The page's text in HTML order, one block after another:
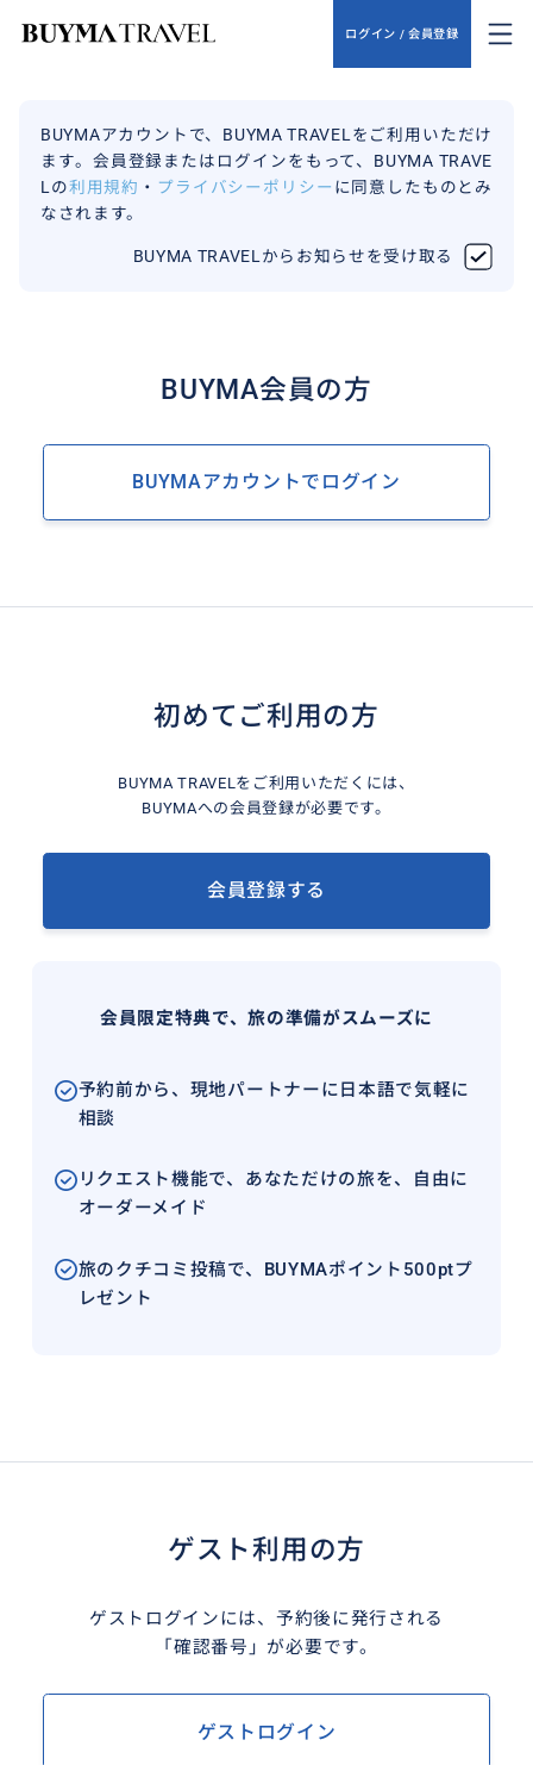
ログイン / 会員登録
BUYMAアカウントで、BUYMA TRAVELをご利用いただけ
ます。会員登録またはログインをもって、BUYMA TRAVE
Lの利用規約 ・ プライバシーポリシー に同意したものとみ
なされます。
BUYMA TRAVELからお知らせを受け取る
BUYMA会員の方
BUYMAアカウントでログイン
初めてご利用の方
BUYMA TRAVELをご利用いただくには、
BUYMAへの会員登録が必要です。
会員登録する
会員限定特典で、旅の準備がスムーズに
予約前から、現地パートナーに日本語で気軽に
相談
リクエスト機能で、あなただけの旅を、自由に
オーダーメイド
旅のクチコミ投稿で、BUYMAポイント500ptプ
レゼント
ゲスト利用の方
ゲストログインには、予約後に発行される
「確認番号」が必要です。
ゲストログイン